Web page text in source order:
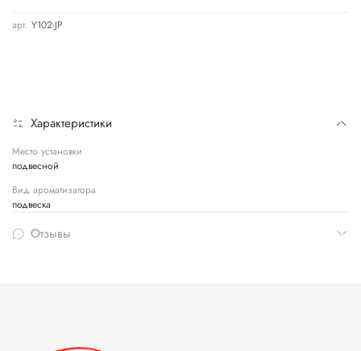
арт. Y102-JP
Характеристики
Место установки
подвесной
Вид ароматизатора
подвеска
Отзывы